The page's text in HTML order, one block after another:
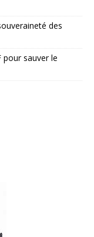
des
pour sauver le